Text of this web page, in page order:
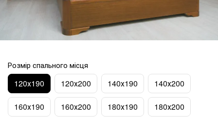
Розмір спального місця
120х190 120х200 140х190 140х200
160х190 160х200 180х190 180х200